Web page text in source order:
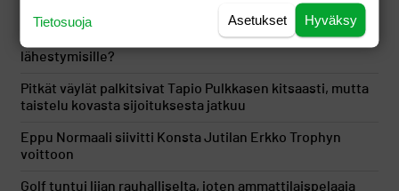
suihku, kun erikoinen sääntödraama sekoitti uusinnan
Onko tässä vuoden kiinnostavin väyläpuu pitkille
lähestymisille?
Pitkät väylät palkitsivat Tapio Pulkkasen kitsaasti, mutta
taistelu kovasta sijoituksesta jatkuu
Eppu Normaali siivitti Konsta Jutilan Erkko Trophyn
voittoon
Golf tuntui liian rauhalliselta, joten ammattilaispelaaja
Hyväksy
Asetukset
Tietosuoja